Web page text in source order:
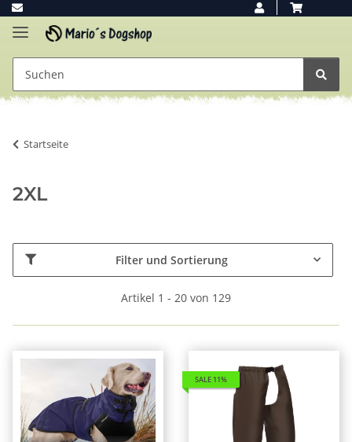
Startseite
2XL
Filter und Sortierung
Artikel 1 - 20 von 129
SALE 11%